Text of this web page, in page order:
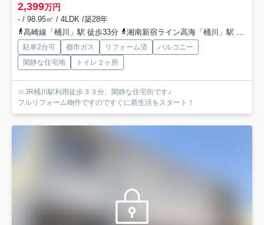
2,399万円
- / 98.95㎡ / 4LDK /築28年
高崎線「桶川」駅 徒歩33分
湘南新宿ライン高海「桶川」駅 徒歩33分
駐車2台可 都市ガス リフォーム済
バルコニー
閑静な住宅地
トイレ２ヶ所
☆JR桶川駅利用徒歩３３分、閑静な住宅街です♪
フルリフォーム物件ですのですぐに新生活をスタート！